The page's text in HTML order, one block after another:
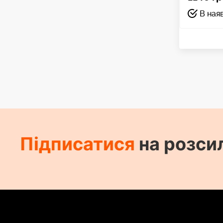
В
Підписатися на